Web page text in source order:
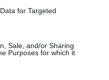
for Targeted
Sale, and/or Sharing
Purposes for which it